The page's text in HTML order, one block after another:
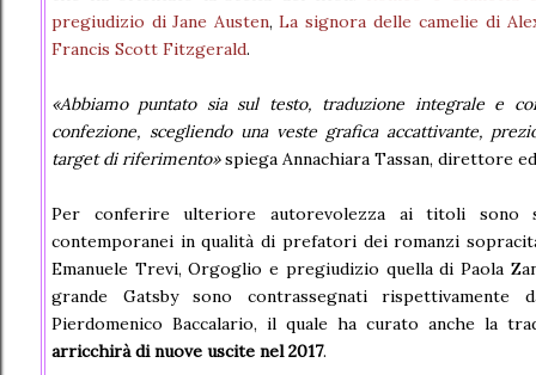
pregiudizio di Jane Austen, La signora delle camelie di
Francis Scott Fitzgerald.
«Abbiamo puntato sia sul testo, traduzione integrale e
confezione, scegliendo una veste grafica accattivante,
target di riferimento»spiega Annachiara Tassan, direttore
Per conferire ulteriore autorevolezza ai titoli
contemporanei in qualità di prefatori dei romanzi
Emanuele Trevi, Orgoglio e pregiudizio quella di Paola
grande Gatsby sono contrassegnati rispettivamente
Pierdomenico Baccalario, il quale ha curato anche la
arricchirà di nuove uscite nel 2017.